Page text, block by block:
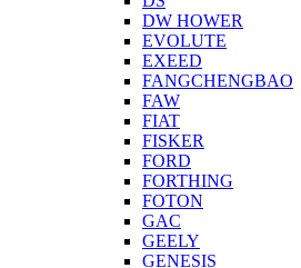
DW HOWER
EVOLUTE
EXEED
FANGCHENGBAO
FAW
FIAT
FISKER
FORD
FORTHING
FOTON
GAC
GEELY
GENESIS